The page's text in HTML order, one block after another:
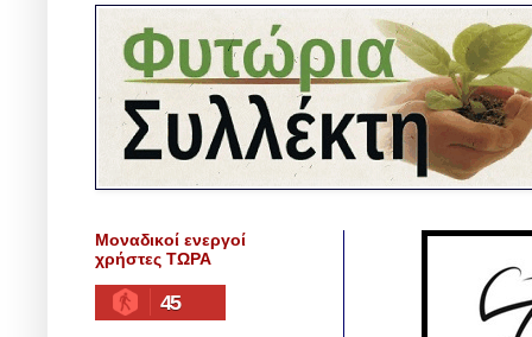
Μοναδικοί ενεργοί
χρήστες ΤΩΡΑ
45